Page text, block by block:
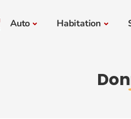
Auto Habitation